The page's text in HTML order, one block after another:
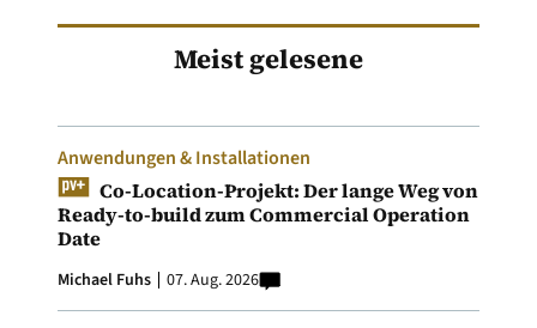
Meist gelesene
Anwendungen & Installationen
Co-Location-Projekt: Der lange Weg von
Ready-to-build zum Commercial Operation
Date
Michael Fuhs 07. Aug. 2026